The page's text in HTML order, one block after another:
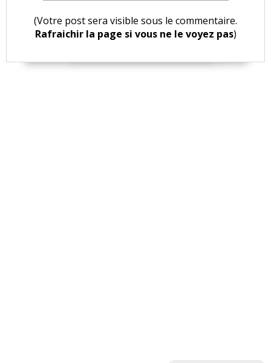
(Votre post sera visible sous le commentaire.
Rafraichir la page si vous ne le voyez pas)